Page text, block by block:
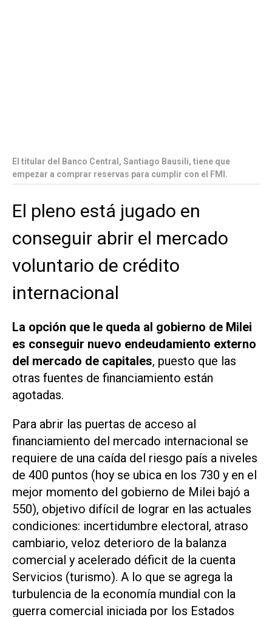
El titular del Banco Central, Santiago Bausili, tiene que
empezar a comprar reservas para cumplir con el FMI.
El pleno está jugado en
conseguir abrir el mercado
voluntario de crédito
internacional
La opción que le queda al gobierno de Milei
es conseguir nuevo endeudamiento externo
del mercado de capitales, puesto que las
otras fuentes de financiamiento están
agotadas.
Para abrir las puertas de acceso al
financiamiento del mercado internacional se
requiere de una caída del riesgo país a niveles
de 400 puntos (hoy se ubica en los 730 y en el
mejor momento del gobierno de Milei bajó a
550), objetivo difícil de lograr en las actuales
condiciones: incertidumbre electoral, atraso
cambiario, veloz deterioro de la balanza
comercial y acelerado déficit de la cuenta
Servicios (turismo). A lo que se agrega la
turbulencia de la economía mundial con la
guerra comercial iniciada por los Estados